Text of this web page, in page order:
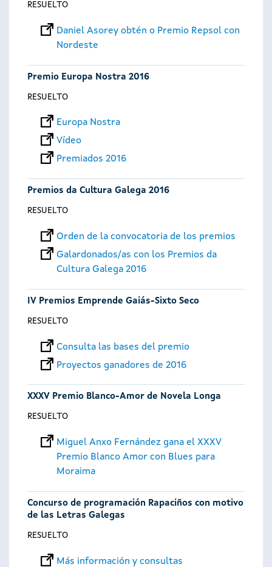
RESUELTO
Daniel Asorey obtén o Premio Repsol con
Nordeste
Premio Europa Nostra 2016
RESUELTO
Europa Nostra
Vídeo
Premiados 2016
Premios da Cultura Galega 2016
RESUELTO
Orden de la convocatoria de los premios
Galardonados/as con los Premios da
Cultura Galega 2016
IV Premios Emprende Gaiás-Sixto Seco
RESUELTO
Consulta las bases del premio
Proyectos ganadores de 2016
XXXV Premio Blanco-Amor de Novela Longa
RESUELTO
Miguel Anxo Fernández gana el XXXV
Premio Blanco Amor con Blues para
Moraima
Concurso de programación Rapaciños con motivo
de las Letras Galegas
RESUELTO
Más información y consultas